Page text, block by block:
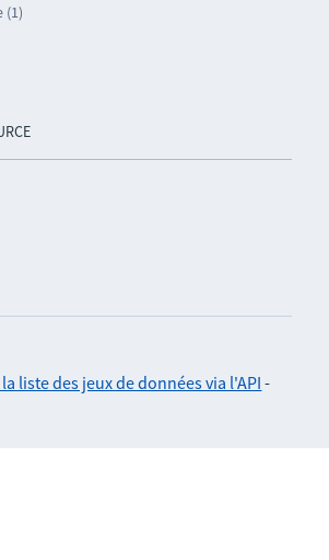
(1)
liste des jeux de données via l'API -